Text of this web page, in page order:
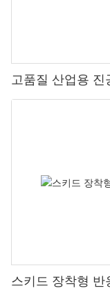
고품질 산업용 진
스키드 장착형